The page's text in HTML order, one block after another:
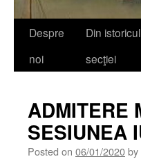
Despre
noi
Din istoricul
secţiei
ADMITERE
SESIUNEA
Posted on 06/01/2020by